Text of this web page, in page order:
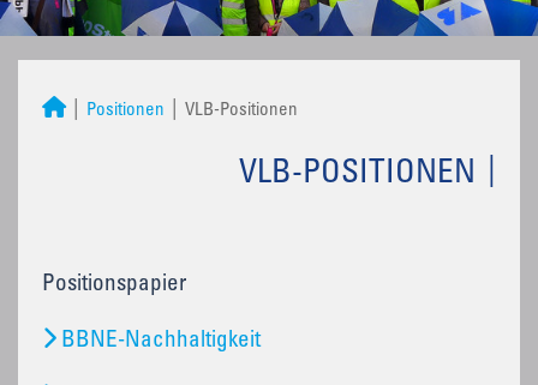
Positionen VLB-Positionen
VLB-POSITIONEN
Positionspapier
BBNE-Nachhaltigkeit